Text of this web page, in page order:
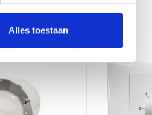
Alles toestaan